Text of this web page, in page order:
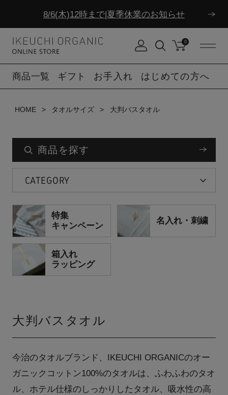
ダブルポイント！夏をアクティブに楽しむ夏タオル
0
商品一覧 ギフト お手入れ はじめての方へ
HOME タオルサイズ 大判バスタオル
商品を探す
CATEGORY
特集
キャンペーン
名入れ・刺繍
箱入れ
ラッピング
大判バスタオル
今治のタオルブランド、IKEUCHI ORGANICのオー
ガニックコットン100%のタオルは、ふわふわのタオ
ル、ホテル仕様のしっかりしたタオル、吸水性の高